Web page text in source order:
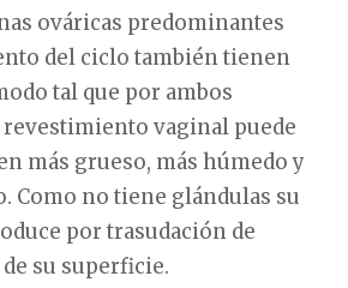
ováricas predominantes
del ciclo también tienen
tal que por ambos
vaginal puede
más grueso, más húmedo y
Como no tiene glándulas su
por trasudación de
su superficie.